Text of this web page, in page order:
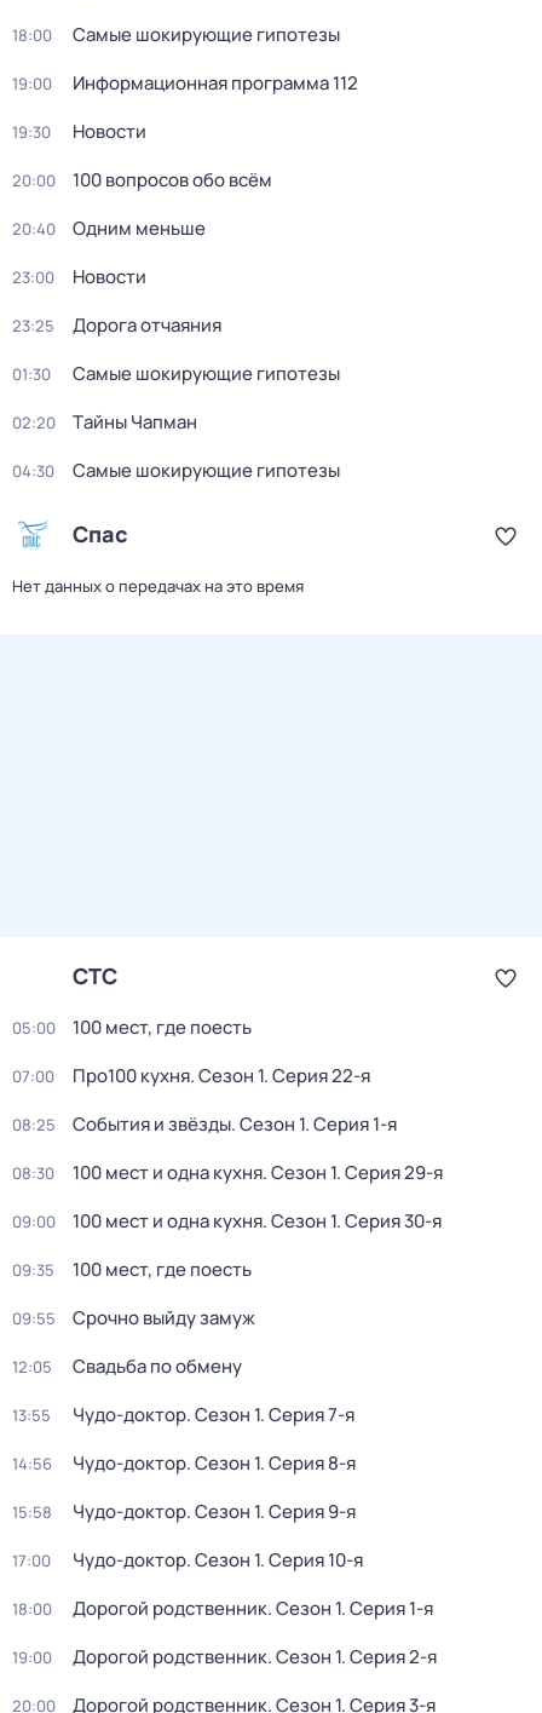
18:00 Самые шoкиpующие гипотезы
19:00 Информационная программа 112
19:30 Новости
20:00 100 вопросов обо всём
20:40 Одним меньше
23:00 Новости
23:25 Дорога отчаяния
01:30 Самые шoкиpующие гипотезы
02:20 Тaйны Чапман
04:30 Самые шoкиpующие гипотезы
Спас
Нет данных о передачах на это время
СТС
05:00 100 мест, где поесть
07:00 Про100 кухня. Сезон 1. Серия 22-я
08:25 События и звёзды. Сезон 1. Серия 1-я
08:30 100 мест и одна кухня. Сезон 1. Серия 29-я
09:00 100 мест и одна кухня. Сезон 1. Серия 30-я
09:35 100 мест, где поесть
09:55 Срочно выйду замуж
12:05 Свадьба по обмену
13:55 Чудо-доктор. Сезон 1. Серия 7-я
14:56 Чудо-доктор. Сезон 1. Серия 8-я
15:58 Чудо-доктор. Сезон 1. Серия 9-я
17:00 Чудо-доктор. Сезон 1. Серия 10-я
18:00 Дорогой родственник. Сезон 1. Серия 1-я
19:00 Дорогой родственник. Сезон 1. Серия 2-я
20:00 Дорогой родственник. Сезон 1. Серия 3-я